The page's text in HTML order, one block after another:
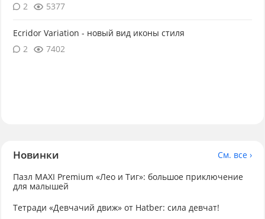
2
5377
Ecridor Variation - новый вид иконы стиля
2
7402
Новинки
См. все ›
Пазл MAXI Premium «Лео и Тиг»: большое приключение
для малышей
Тетради «Девчачий движ» от Hatber: сила девчат!